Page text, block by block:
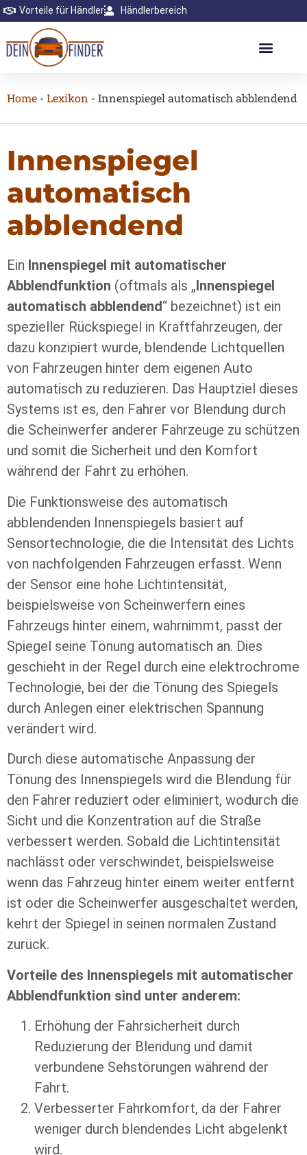
Vorteile für Händler Händlerbereich
Home - Lexikon - Innenspiegel automatisch abblendend
Innenspiegel
automatisch
abblendend
Ein Innenspiegel mit automatischer
Abblendfunktion (oftmals als „Innenspiegel
automatisch abblendend“ bezeichnet) ist ein
spezieller Rückspiegel in Kraftfahrzeugen, der
dazu konzipiert wurde, blendende Lichtquellen
von Fahrzeugen hinter dem eigenen Auto
automatisch zu reduzieren. Das Hauptziel dieses
Systems ist es, den Fahrer vor Blendung durch
die Scheinwerfer anderer Fahrzeuge zu schützen
und somit die Sicherheit und den Komfort
während der Fahrt zu erhöhen.
Die Funktionsweise des automatisch
abblendenden Innenspiegels basiert auf
Sensortechnologie, die die Intensität des Lichts
von nachfolgenden Fahrzeugen erfasst. Wenn
der Sensor eine hohe Lichtintensität,
beispielsweise von Scheinwerfern eines
Fahrzeugs hinter einem, wahrnimmt, passt der
Spiegel seine Tönung automatisch an. Dies
geschieht in der Regel durch eine elektrochrome
Technologie, bei der die Tönung des Spiegels
durch Anlegen einer elektrischen Spannung
verändert wird.
Durch diese automatische Anpassung der
Tönung des Innenspiegels wird die Blendung für
den Fahrer reduziert oder eliminiert, wodurch die
Sicht und die Konzentration auf die Straße
verbessert werden. Sobald die Lichtintensität
nachlässt oder verschwindet, beispielsweise
wenn das Fahrzeug hinter einem weiter entfernt
ist oder die Scheinwerfer ausgeschaltet werden,
kehrt der Spiegel in seinen normalen Zustand
zurück.
Vorteile des Innenspiegels mit automatischer
Abblendfunktion sind unter anderem:
Erhöhung der Fahrsicherheit durch
Reduzierung der Blendung und damit
verbundene Sehstörungen während der
Fahrt.
Verbesserter Fahrkomfort, da der Fahrer
weniger durch blendendes Licht abgelenkt
wird.